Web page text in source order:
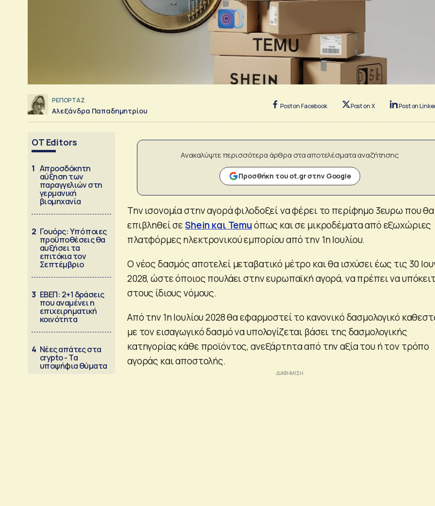
ΡΕΠΟΡΤΑΖ
Αλεξάνδρα Παπαδημητρίου
Post on Facebook Post on X Post on
OT Editors
1 Απροσδόκητη
αύξηση των
παραγγελιών στη
γερμανική
βιομηχανία
2 Γουόρς: Υπό ποιες
προϋποθέσεις θα
αυξήσει τα
επιτόκια τον
Σεπτέμβριο
3 ΕΒΕΠ: 2+1 δράσεις
που αναμένει η
επιχειρηματική
κοινότητα
4 Νέες απάτες στα
crypto - Τα
υποψήφια θύματα
Ανακαλύψτε περισσότερα άρθρα στα αποτελέσματα αναζήτησης
Προσθήκη του ot.gr στην Google
Την ισονομία στην αγορά φιλοδοξεί να φέρει το περίφημο 3ευρω που θα
επιβληθεί σεShein και Temuόπως και σε μικροδέματα από εξωχώριες
πλατφόρμες ηλεκτρονικού εμπορίου από την 1η Ιουλίου.
Ο νέος δασμός αποτελεί μεταβατικό μέτρο και θα ισχύσει έως τις 30
2028, ώστε όποιος πουλάει στην ευρωπαϊκή αγορά, να πρέπει να
στους ίδιους νόμους.
Από την 1η Ιουλίου 2028 θα εφαρμοστεί το κανονικό δασμολογικό
με τον εισαγωγικό δασμό να υπολογίζεται βάσει της δασμολογικής
κατηγορίας κάθε προϊόντος, ανεξάρτητα από την αξία του ή τον τρόπο
αγοράς και αποστολής.